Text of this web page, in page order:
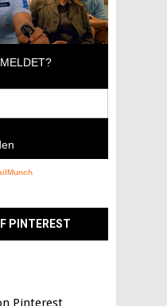
PINTEREST